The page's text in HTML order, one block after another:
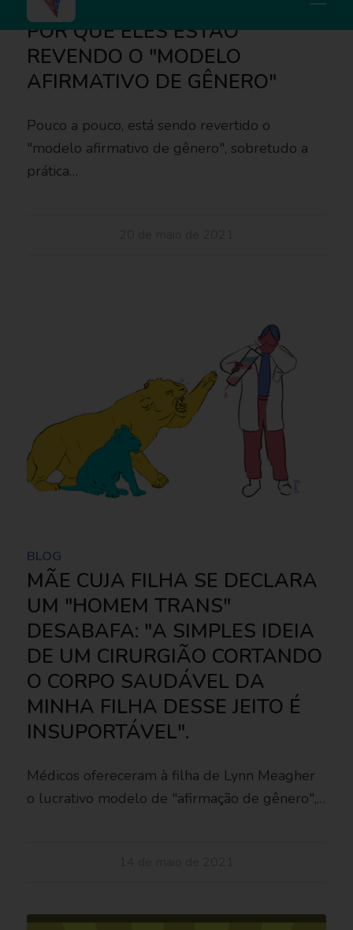
SUÉCIA, EUA, AUSTRÁLIA:
POR QUE ELES ESTÃO
REVENDO O "MODELO
AFIRMATIVO DE GÊNERO"
Pouco a pouco, está sendo revertido o
"modelo afirmativo de gênero", sobretudo a
prática…
BLOG
MÃE CUJA FILHA SE DECLARA
UM "HOMEM TRANS"
DESABAFA: "A SIMPLES IDEIA
DE UM CIRURGIÃO CORTANDO
O CORPO SAUDÁVEL DA
MINHA FILHA DESSE JEITO É
INSUPORTÁVEL".
Médicos ofereceram à filha de Lynn Meagher
o lucrativo modelo de "afirmação de gênero",…